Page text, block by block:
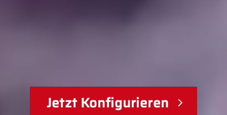
Jetzt Konfigurieren